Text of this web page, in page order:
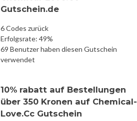
Gutschein.de
6 Codes zurück
Erfolgsrate: 49%
69 Benutzer haben diesen Gutschein
verwendet
10% rabatt auf Bestellungen
über 350 Kronen auf Chemical-
Love.Cc Gutschein